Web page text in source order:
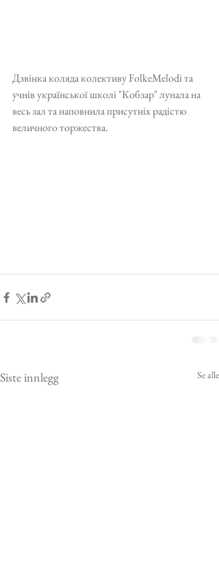
Дзвінка коляда колективу FolkeMelodi та
учнів української школі "Кобзар" лунала на
весь зал та наповнила присутніх радістю
величного торжества.
Siste innlegg Se alle